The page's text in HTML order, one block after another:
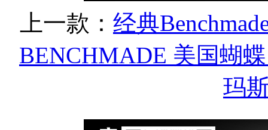
上一款： 经典
BENCHMADE 美国蝴
玛